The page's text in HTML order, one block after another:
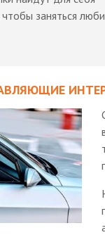
заняться